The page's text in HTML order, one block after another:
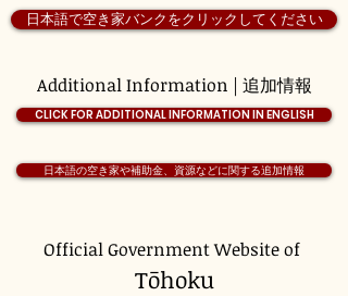
日本語で空き家バンクをクリックしてください
Additional Information | 追加情報
CLICK FOR ADDITIONAL INFORMATION IN ENGLISH
日本語の空き家や補助金、資源などに関する追加情報
Tōhoku
Official Government Website of